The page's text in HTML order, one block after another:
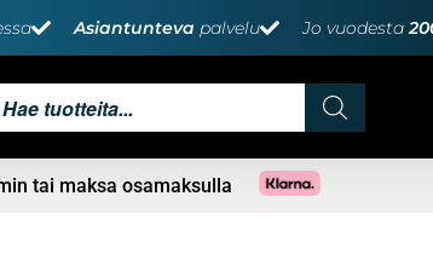
Asiantunteva palvelu Jo vuodesta
tai maksa osamaksulla